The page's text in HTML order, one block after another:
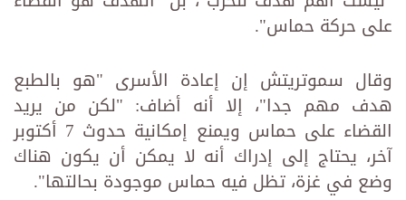
على حركة حماس".
وقال سموتريتش إن إعادة الأسرى "هو بالطبع
هدف مهم جدا"، إلا أنه أضاف: "لكن من يريد
القضاء على حماس ويمنع إمكانية حدوث 7 أكتوبر
آخر، يحتاج إلى إدراك أنه لا يمكن أن يكون هناك
وضع في غزة، تظل فيه حماس موجودة بحالتها".